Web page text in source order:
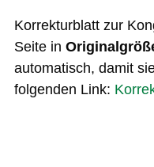
Korrekturblatt zur
Seite in
automatisch, damit
folgenden Link: